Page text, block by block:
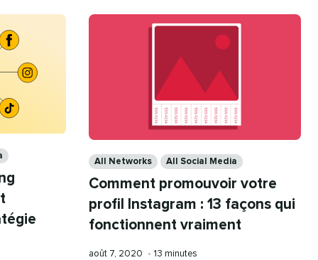
All Networks All Social Media
Comment promouvoir votre
profil Instagram : 13 façons qui
fonctionnent vraiment
Publication
août 7, 2020 • Temps
13 minutes